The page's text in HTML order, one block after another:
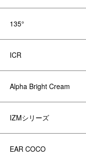
135°
ICR
Alpha Bright Cream
IZMシリーズ
EAR COCO